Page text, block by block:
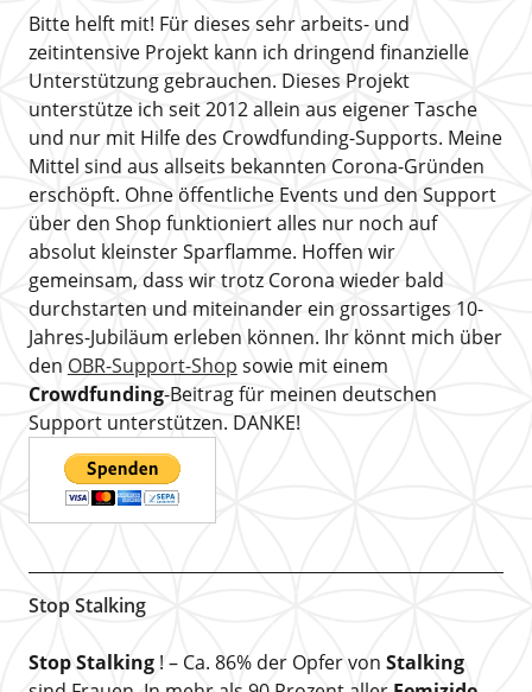
Bitte helft mit! Für dieses sehr arbeits- und
zeitintensive Projekt kann ich dringend finanzielle
Unterstützung gebrauchen. Dieses Projekt
unterstütze ich seit 2012 allein aus eigener Tasche
und nur mit Hilfe des Crowdfunding-Supports. Meine
Mittel sind aus allseits bekannten Corona-Gründen
erschöpft. Ohne öffentliche Events und den Support
über den Shop funktioniert alles nur noch auf
absolut kleinster Sparflamme. Hoffen wir
gemeinsam, dass wir trotz Corona wieder bald
durchstarten und miteinander ein grossartiges 10-
Jahres-Jubiläum erleben können. Ihr könnt mich über
den OBR-Support-Shop sowie mit einem
Crowdfunding-Beitrag für meinen deutschen
Support unterstützen. DANKE!
Stop Stalking
Stop Stalking! – Ca. 86% der Opfer von Stalking